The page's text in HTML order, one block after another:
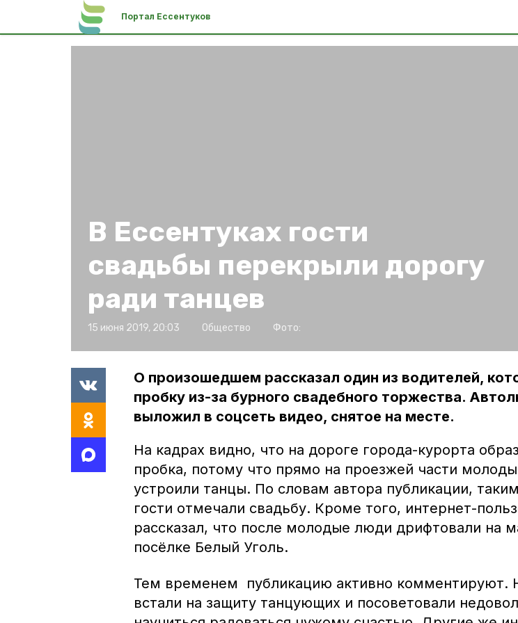
Портал Ессентуков
В Ессентуках гости
свадьбы перекрыли дорогу
ради танцев
15 июня 2019, 20:03 Общество Фото:
О произошедшем рассказал один из водителей,
пробку из-за бурного свадебного торжества.
выложил в соцсеть видео, снятое на месте.
На кадрах видно, что на дороге города-курорта
пробка, потому что прямо на проезжей части
устроили танцы. По словам автора публикации,
гости отмечали свадьбу. Кроме того, интернет-
рассказал, что после молодые люди дрифтовали на
посёлке Белый Уголь.
Тем временем публикацию активно комментируют.
встали на защиту танцующих и посоветовали